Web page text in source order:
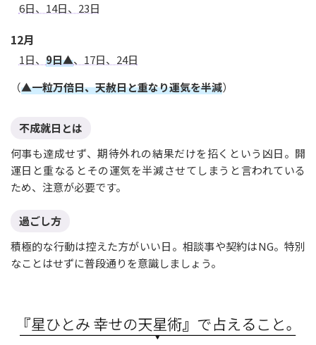
6日、14日、23日
12月
1日、 9日▲、17日、24日
（▲一粒万倍日、天赦日と重なり運気を半減）
不成就日とは
何事も達成せず、期待外れの結果だけを招くという凶日。開
運日と重なるとその運気を半減させてしまうと言われている
ため、注意が必要です。
過ごし方
積極的な行動は控えた方がいい日。相談事や契約はNG。特別
なことはせずに普段通りを意識しましょう。